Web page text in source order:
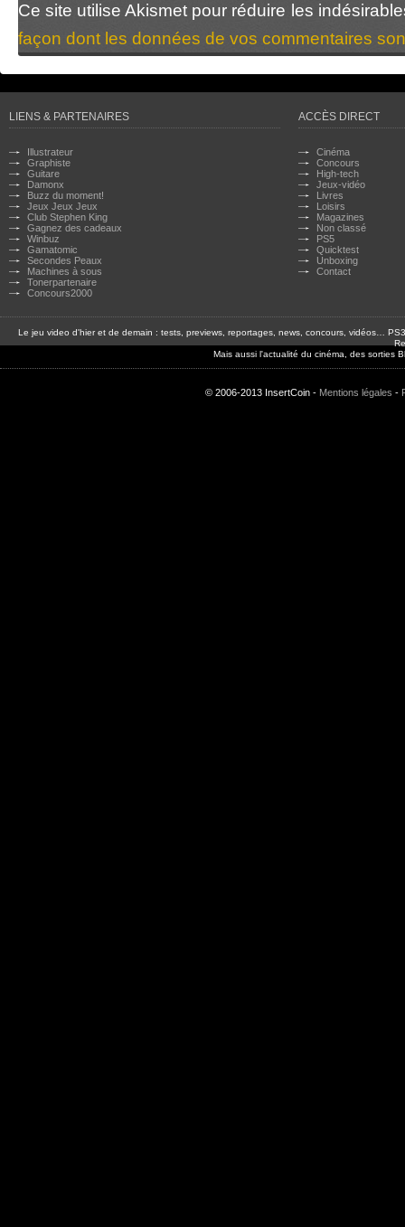
Ce site utilise Akismet pour réduire les
façon dont les données de vos commentaires
LIENS & PARTENAIRES
Illustrateur
Graphiste
Guitare
Damonx
Buzz du moment!
Jeux Jeux Jeux
Club Stephen King
Gagnez des cadeaux
Winbuz
Gamatomic
Secondes Peaux
Machines à sous
Tonerpartenaire
Concours2000
ACCÈS DIRECT
Cinéma
Concours
High-tech
Jeux-vidéo
Livres
Loisirs
Magazines
Non classé
PS5
Quicktest
Unboxing
Contact
Le jeu video d'hier et de demain : tests, previews, reportages, news, concours, vidéos…
Mais aussi l'actualité du cinéma, des sorties
© 2006-2013 InsertCoin - Mentions légales -